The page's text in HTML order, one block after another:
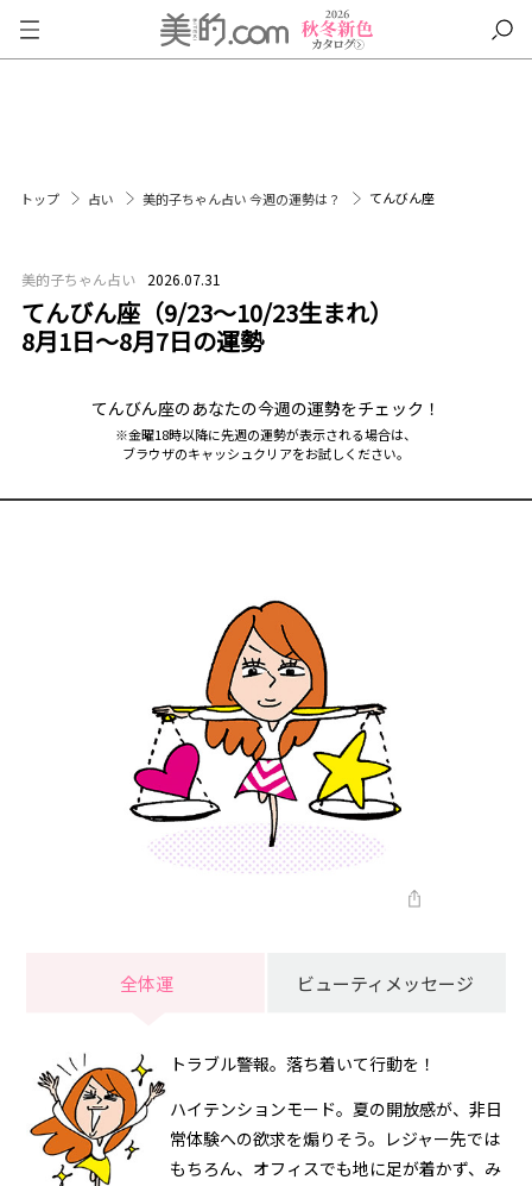
トップ 占い 美的子ちゃん占い 今週の運勢は？ てんびん座
美的子ちゃん占い 2026.07.31
てんびん座（9/23～10/23生まれ）
8月1日～8月7日の運勢
てんびん座のあなたの今週の運勢をチェック！
※金曜18時以降に先週の運勢が表示される場合は、
ブラウザのキャッシュクリアをお試しください。
全体運 ビューティメッセージ
トラブル警報。落ち着いて行動を！
ハイテンションモード。夏の開放感が、非日
常体験への欲求を煽りそう。レジャー先では
もちろん、オフィスでも地に足が着かず、み